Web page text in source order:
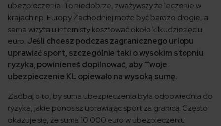
ubezpieczenia. To niedobrze, zważywszy że leczenie w
krajach np. Europy Zachodniej może być bardzo drogie, a
sama wizyta u internisty kosztować około kilkudziesięciu
euro.Jeśli chcesz podczas zagranicznego urlopu
uprawiać sport, szczególnie taki o wysokim stopniu
ryzyka, powinieneś dopilnować, aby Twoje
ubezpieczenie KL opiewało na wysoką sumę.
Zadbaj o to, by suma ubezpieczenia była odpowiednia do
ryzyka, jakie ponosisz uprawiając sport za granicą. Często
okazuje się, że suma 10 000 euro w ubezpieczeniu